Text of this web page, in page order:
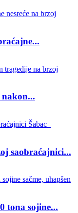
nakon...
saobraćajnici...
tona sojine...